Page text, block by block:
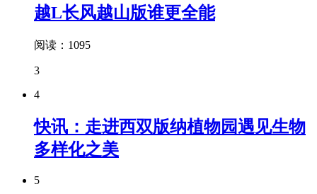
越L长风越山版谁更全能
阅读：1095
3
4
快讯：走进西双版纳植物园遇见生物
多样化之美
5